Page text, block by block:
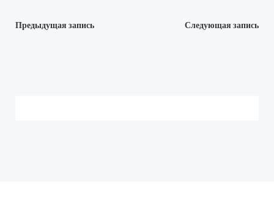
Навигация
Предыдущая запись
Навигация
Следующая запись